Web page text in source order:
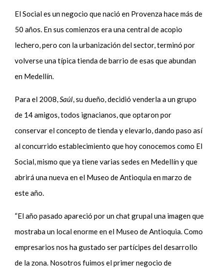
El Social es un negocio que nació en Provenza hace más de
50 años. En sus comienzos era una central de acopio
lechero, pero con la urbanización del sector, terminó por
volverse una típica tienda de barrio de esas que abundan
en Medellín.
Para el 2008,Saúl, su dueño, decidió venderla a un grupo
de 14 amigos, todos ignacianos, que optaron por
conservar el concepto de tienda y elevarlo, dando paso así
al concurrido establecimiento que hoy conocemos como El
Social, mismo que ya tiene varias sedes en Medellín y que
abrirá una nueva en el Museo de Antioquia en marzo de
este año.
“El año pasado apareció por un chat grupal una imagen que
mostraba un local enorme en el Museo de Antioquia. Como
empresarios nos ha gustado ser partícipes del desarrollo
de la zona. Nosotros fuimos el primer negocio de